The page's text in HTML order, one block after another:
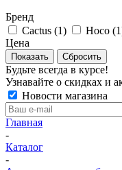
Бренд
Cactus (1) Hoco (1
Цена
Сбросить
Будьте всегда в курсе!
Узнавайте о скидках и
Новости магазина
Главная
-
Каталог
-